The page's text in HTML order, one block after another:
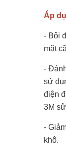
Áp
- Bôi
mặt
-
sử
điện
3M
-
khô.